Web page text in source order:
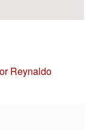
Reynaldo